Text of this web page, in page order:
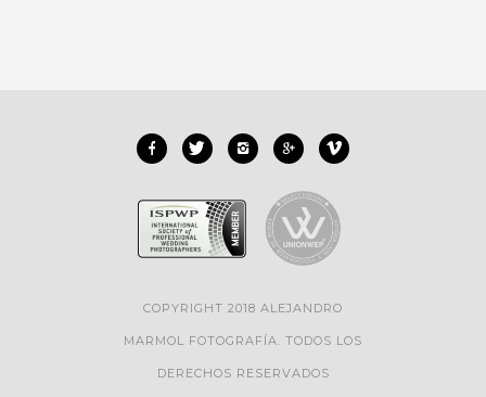
COPYRIGHT 2018 ALEJANDRO
MARMOL FOTOGRAFÍA. TODOS LOS
DERECHOS RESERVADOS